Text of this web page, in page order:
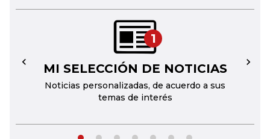
1
MI SELECCIÓN DE NOTICIAS
Noticias personalizadas, de acuerdo a sus
temas de interés
← →